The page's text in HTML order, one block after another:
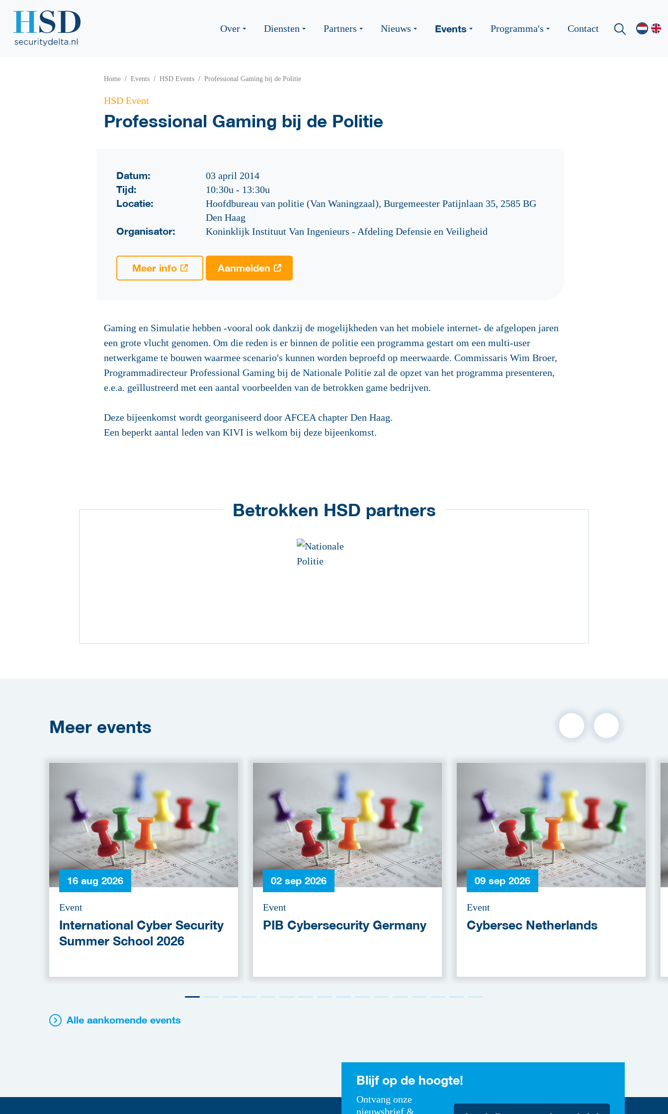
Over Diensten Partners Nieuws Events Programma's Contact
Home Events HSD Events Professional Gaming bij de Politie
HSD Event
Professional Gaming bij de Politie
Datum: 03 april 2014
Tijd: 10:30u - 13:30u
Locatie:
Hoofdbureau van politie (Van Waningzaal), Burgemeester Patijnlaan 35, 2585 BG
Den Haag
Organisator: Koninklijk Instituut Van Ingenieurs - Afdeling Defensie en Veiligheid
Meer info Aanmelden
Gaming en Simulatie hebben -vooral ook dankzij de mogelijkheden van het mobiele internet- de afgelopen jaren
een grote vlucht genomen. Om die reden is er binnen de politie een programma gestart om een multi-user
netwerkgame te bouwen waarmee scenario's kunnen worden beproefd op meerwaarde. Commissaris Wim Broer,
Programmadirecteur Professional Gaming bij de Nationale Politie zal de opzet van het programma presenteren,
e.e.a. geïllustreerd met een aantal voorbeelden van de betrokken game bedrijven.
Deze bijeenkomst wordt georganiseerd door AFCEA chapter Den Haag.
Een beperkt aantal leden van KIVI is welkom bij deze bijeenkomst.
Betrokken HSD partners
Meer events
16 aug 2026
Event
International Cyber Security
Summer School 2026
02 sep 2026
Event
PIB Cybersecurity Germany
09 sep 2026
Event
Cybersec Netherlands
Alle aankomende events
Blijf op de hoogte!
Ontvang onze
nieuwsbrief &